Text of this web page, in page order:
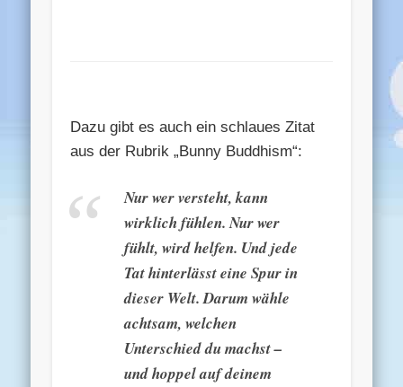
Dazu gibt es auch ein schlaues Zitat
aus der Rubrik „Bunny Buddhism“:
Nur wer versteht, kann
wirklich fühlen. Nur wer
fühlt, wird helfen. Und jede
Tat hinterlässt eine Spur in
dieser Welt. Darum wähle
achtsam, welchen
Unterschied du machst –
und hoppel auf deinem